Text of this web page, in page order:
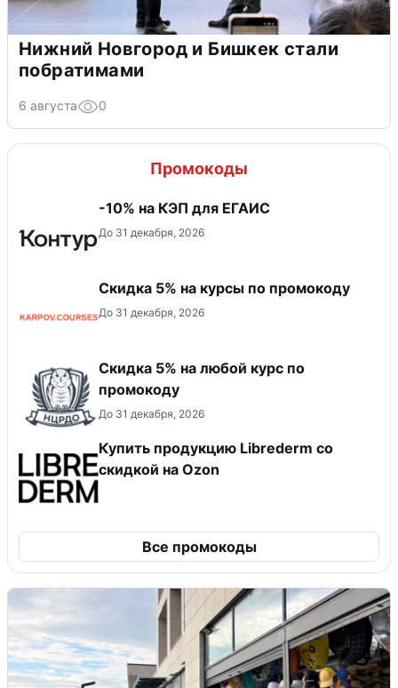
Нижний Новгород и Бишкек стали
побратимами
6 августа 0
Промокоды
-10% на КЭП для ЕГАИС
До 31 декабря, 2026
Скидка 5% на курсы по промокоду
До 31 декабря, 2026
Скидка 5% на любой курс по
промокоду
До 31 декабря, 2026
Купить продукцию Librederm со
скидкой на Ozon
Все промокоды